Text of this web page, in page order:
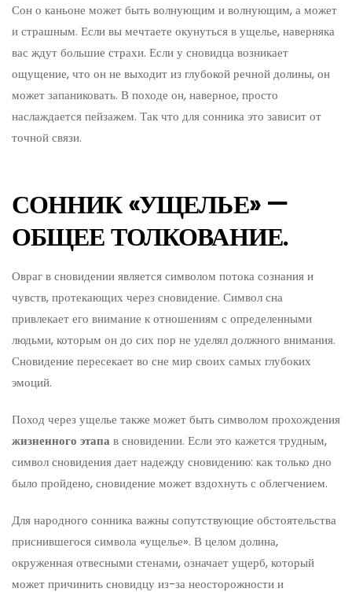
Сон о каньоне может быть волнующим и волнующим, а может
и страшным. Если вы мечтаете окунуться в ущелье, наверняка
вас ждут большие страхи. Если у сновидца возникает
ощущение, что он не выходит из глубокой речной долины, он
может запаниковать. В походе он, наверное, просто
наслаждается пейзажем. Так что для сонника это зависит от
точной связи.
СОННИК «УЩЕЛЬЕ» —
ОБЩЕЕ ТОЛКОВАНИЕ.
Овраг в сновидении является символом потока сознания и
чувств, протекающих через сновидение. Символ сна
привлекает его внимание к отношениям с определенными
людьми, которым он до сих пор не уделял должного внимания.
Сновидение пересекает во сне мир своих самых глубоких
эмоций.
Поход через ущелье также может быть символом прохождения
жизненного этапа в сновидении. Если это кажется трудным,
символ сновидения дает надежду сновидению: как только дно
было пройдено, сновидение может вздохнуть с облегчением.
Для народного сонника важны сопутствующие обстоятельства
приснившегося символа «ущелье». В целом долина,
окруженная отвесными стенами, означает ущерб, который
может причинить сновидцу из-за неосторожности и